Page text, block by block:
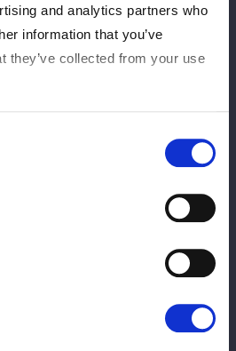
and analytics partners who
information that you’ve
they’ve collected from your use
は鈴季＆山下＆青木いつ希のMi
＆HANAKO＆月山和香の元E neXus
華組が襲い、いきなりの場外戦が繰
る中、MVLは同時発射のトラースキッ
を与える。最後は青木が羅紗鋏で月山
季は「おい舞華、HANAKO、横浜アリ
いい」と問いかける。
合、したいんだろ？ハードコアマッチ
拍手に包まれた。